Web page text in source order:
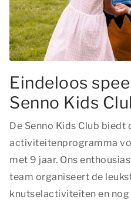
Eindeloos
Senno Kids
De Senno Kids Club
activiteitenprogramma
met 9 jaar. Ons
team organiseert de
knutselactiviteiten en nog